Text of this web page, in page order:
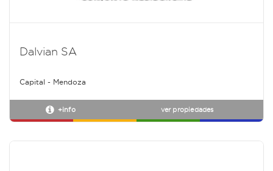
Dalvian SA
Capital - Mendoza
+info ver propiedades